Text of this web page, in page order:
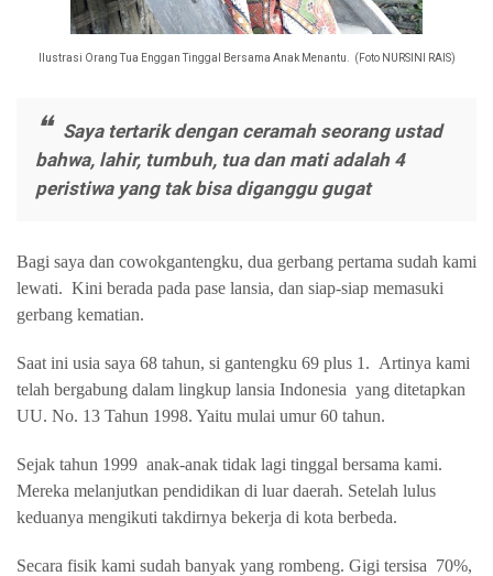
Ilustrasi Orang Tua Enggan Tinggal Bersama Anak Menantu. (Foto NURSINI RAIS)
Saya tertarik dengan ceramah seorang ustad
bahwa, lahir, tumbuh, tua dan mati adalah 4
peristiwa yang tak bisa diganggu gugat
Bagi saya dan cowokgantengku, dua gerbang pertama sudah kami
lewati. Kini berada pada pase lansia, dan siap-siap memasuki
gerbang kematian.
Saat ini usia saya 68 tahun, si gantengku 69 plus 1. Artinya kami
telah bergabung dalam lingkup lansia Indonesia yang ditetapkan
UU. No. 13 Tahun 1998. Yaitu mulai umur 60 tahun.
Sejak tahun 1999 anak-anak tidak lagi tinggal bersama kami.
Mereka melanjutkan pendidikan di luar daerah. Setelah lulus
keduanya mengikuti takdirnya bekerja di kota berbeda.
Secara fisik kami sudah banyak yang rombeng. Gigi tersisa 70%,